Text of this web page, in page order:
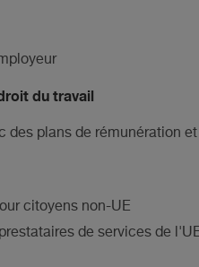
du travail
des plans de rémunération
citoyens non-UE
de services de